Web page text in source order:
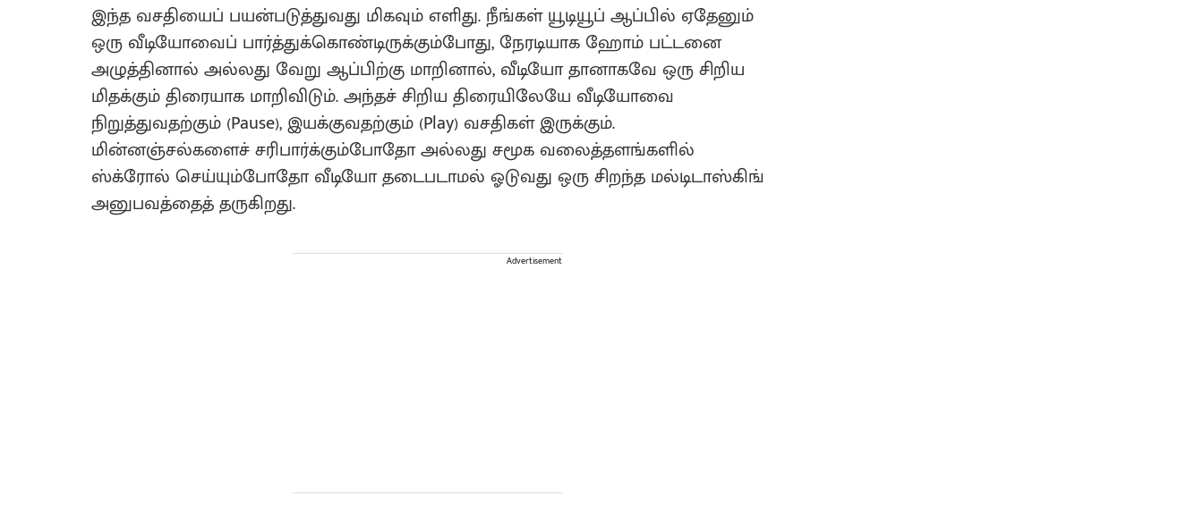
இந்த வசதியைப் பயன்படுத்துவது மிகவும் எளிது. நீங்கள் யூடியூப் ஆப்பில் ஏதேனும்
ஒரு வீடியோவைப் பார்த்துக்கொண்டிருக்கும்போது, நேரடியாக ஹோம் பட்டனை
அழுத்தினால் அல்லது வேறு ஆப்பிற்கு மாறினால், வீடியோ தானாகவே ஒரு சிறிய
மிதக்கும் திரையாக மாறிவிடும். அந்தச் சிறிய திரையிலேயே வீடியோவை
நிறுத்துவதற்கும் (Pause), இயக்குவதற்கும் (Play) வசதிகள் இருக்கும்.
மின்னஞ்சல்களைச் சரிபார்க்கும்போதோ அல்லது சமூக வலைத்தளங்களில்
ஸ்க்ரோல் செய்யும்போதோ வீடியோ தடைபடாமல் ஓடுவது ஒரு சிறந்த மல்டிடாஸ்கிங்
அனுபவத்தைத் தருகிறது.
Advertisement